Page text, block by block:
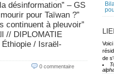
désinformation” – GS
pour Taïwan ?”
continuent à pleuvoir”
// DIPLOMATIE
/ Israël-
0 commentaire
de